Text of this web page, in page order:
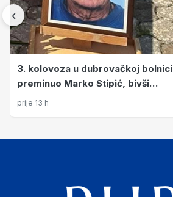
‹
3. kolovoza u dubrovačkoj bolnici
preminuo Marko Stipić, bivši
politički emigrant, dragovoljac
prije 13 h